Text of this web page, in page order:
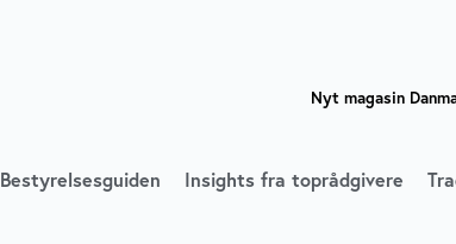
Nyt magasin
Bestyrelsesguiden Insights fra toprådgivere